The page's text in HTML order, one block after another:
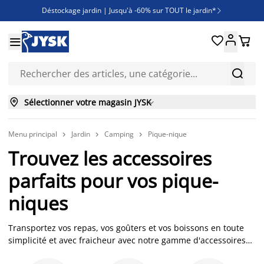
Déstockage jardin | Jusqu'à -60% sur TOUT le jardin* 
Jusqu'à -50% sur une sélection literie
Découvrez les nouveautés de la collection


 
 Sélectionner votre magasin JYSK
Menu principal  Jardin  Camping  Pique-nique
Trouvez les accessoires
parfaits pour vos pique-
niques
Transportez vos repas, vos goûters et vos boissons en toute
simplicité et avec fraicheur avec notre gamme d'accessoires